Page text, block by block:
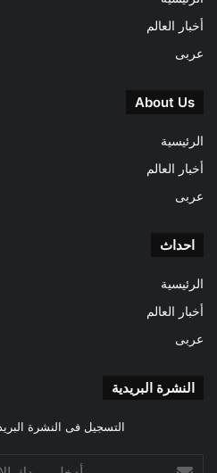
أخبار العالم
عربى
About Us
الرئيسية
أخبار العالم
عربى
احداث
الرئيسية
أخبار العالم
عربى
النشرة البريدية
التسجيل فى النشرة